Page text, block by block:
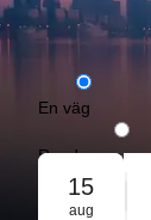
En väg
Rundresa
Gruppbokning
15
aug